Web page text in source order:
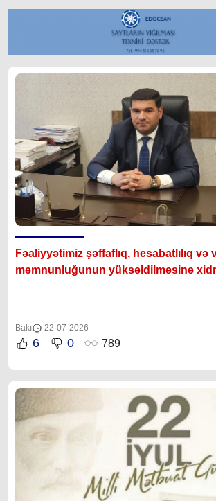
Fəaliyyətimiz şəffaflıq, hesabatlılıq və
məmnunluğunun yüksəldilməsinə
Bakı 22-07-2026
6 0 789